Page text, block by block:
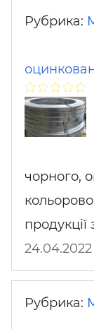
Рубрика:
чорного,
продукції
24.04.2022
Рубрика: